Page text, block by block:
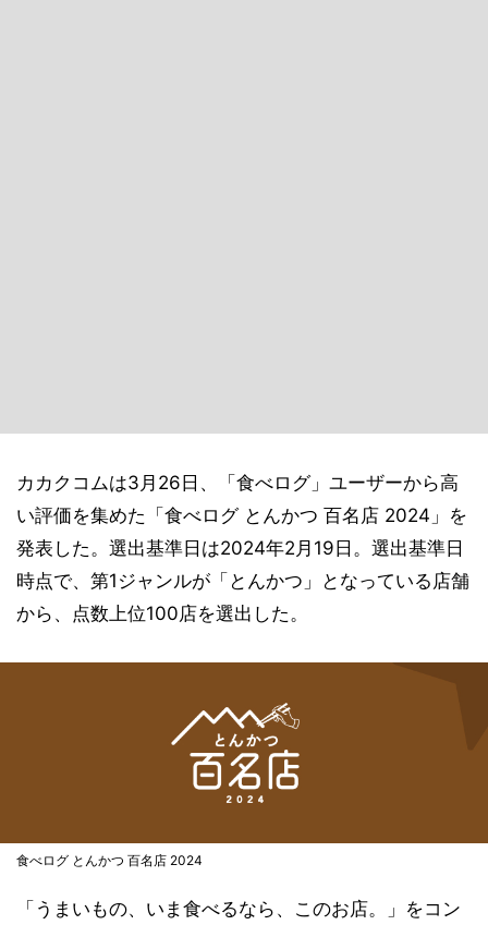
カカクコムは3月26日、「食べログ」ユーザーから高
い評価を集めた「食べログ とんかつ 百名店 2024」を
発表した。選出基準日は2024年2月19日。選出基準日
時点で、第1ジャンルが「とんかつ」となっている店舗
から、点数上位100店を選出した。
食べログ とんかつ 百名店 2024
「うまいもの、いま食べるなら、このお店。」をコン